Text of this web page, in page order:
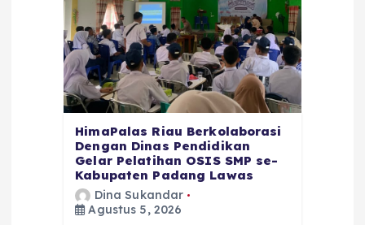
HimaPalas Riau Berkolaborasi
Dengan Dinas Pendidikan
Gelar Pelatihan OSIS SMP se-
Kabupaten Padang Lawas
Dina Sukandar
Agustus 5, 2026